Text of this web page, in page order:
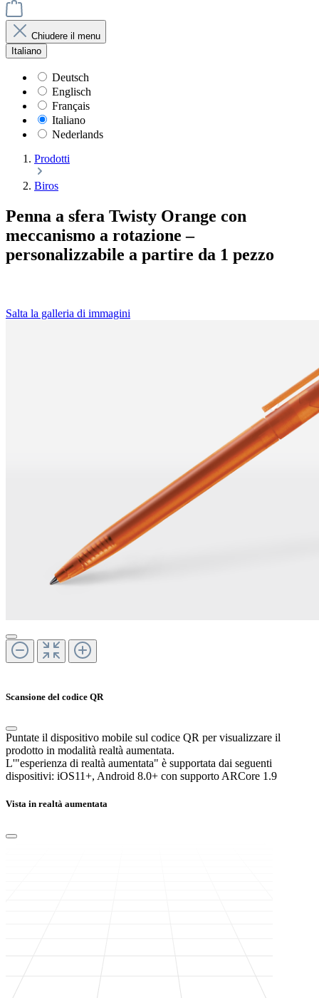
Chiudere il menu
Italiano
Deutsch
Englisch
Français
Italiano
Nederlands
Prodotti
Biros
Penna a sfera Twisty Orange con
meccanismo a rotazione –
personalizzabile a partire da 1 pezzo
Salta la galleria di immagini
Scansione del codice QR
Puntate il dispositivo mobile sul codice QR per visualizzare il
prodotto in modalità realtà aumentata.
L'"esperienza di realtà aumentata" è supportata dai seguenti
dispositivi: iOS11+, Android 8.0+ con supporto ARCore 1.9
Vista in realtà aumentata